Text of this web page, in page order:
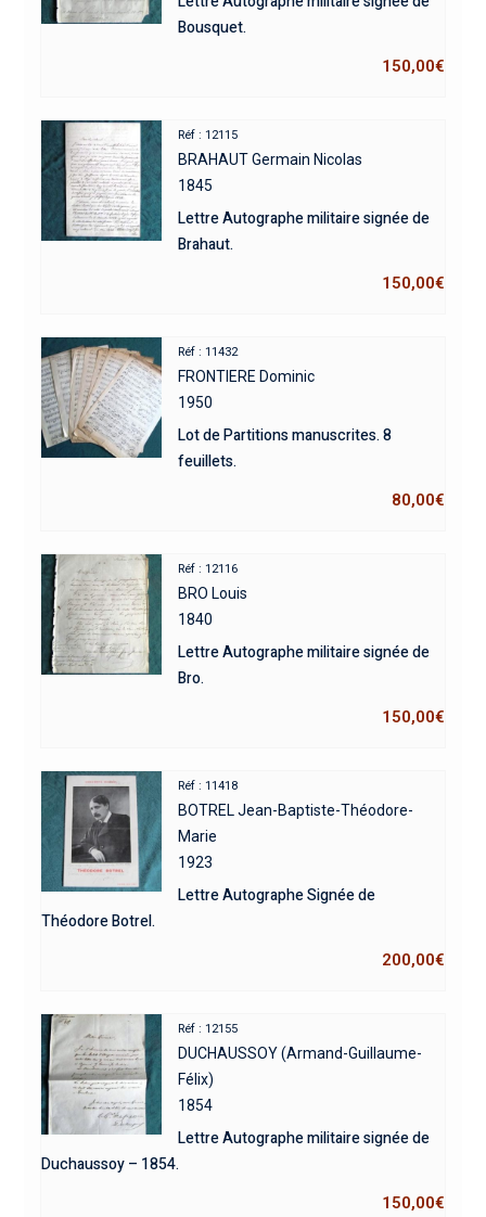
Bousquet.
150,00€
Réf : 12115
BRAHAUT Germain Nicolas
1845
Lettre Autographe militaire signée de
Brahaut.
150,00€
Réf : 11432
FRONTIERE Dominic
1950
Lot de Partitions manuscrites. 8
feuillets.
80,00€
Réf : 12116
BRO Louis
1840
Lettre Autographe militaire signée de
Bro.
150,00€
Réf : 11418
BOTREL Jean-Baptiste-Théodore-
Marie
1923
Lettre Autographe Signée de
Théodore Botrel.
200,00€
Réf : 12155
DUCHAUSSOY (Armand-Guillaume-
Félix)
1854
Lettre Autographe militaire signée de
Duchaussoy – 1854.
150,00€